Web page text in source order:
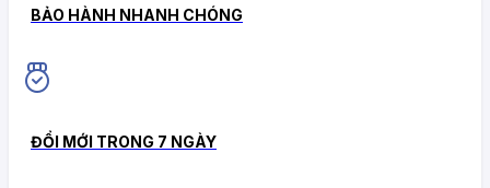
BẢO HÀNH NHANH CHÓNG
ĐỔI MỚI TRONG 7 NGÀY